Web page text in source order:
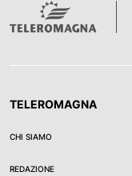
TELEROMAGNA
CHI SIAMO
REDAZIONE